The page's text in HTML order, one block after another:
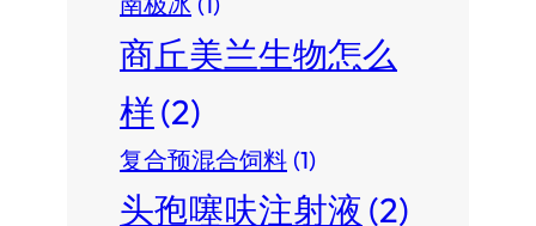
商丘美兰生物怎么
样(2)
复合预混合饲料 (1)
头孢噻呋注射液 (2)